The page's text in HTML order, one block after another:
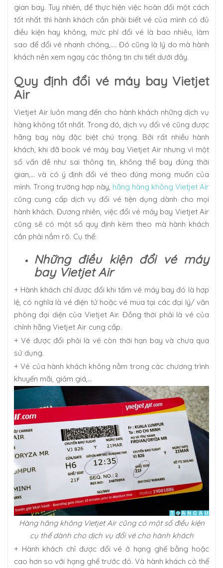
gian bay. Tuy nhiên, để thực hiện việc hoàn đổi một cách
tốt nhất thì hành khách cần phải biết vé của mình có đủ
điều kiện hay không, mức phí đổi vé là bao nhiêu, làm
sao để đổi vé nhanh chóng,…. Đó cũng là lý do mà hành
khách nên xem ngay các thông tin chi tiết dưới đây.
Quy định đổi vé máy bay Vietjet
Air
Vietjet Air luôn mang đến cho hành khách những dịch vụ
hàng không tốt nhất. Trong đó, dịch vụ đổi vé cũng được
hãng bay này đặc biệt chú trọng. Bởi rất nhiều hành
khách, khi đã book vé máy bay Vietjet Air nhưng vì một
số vấn đề như sai thông tin, không thể bay đúng thời
gian,… và có ý định đổi vé theo đúng mong muốn của
mình. Trong trường hợp này, hãng hàng không Vietjet Air
cũng cung cấp dịch vụ đổi vé tiện dụng dành cho mọi
hành khách. Đương nhiên, việc đổi vé máy bay Vietjet Air
cũng sẽ có một số quy định kèm theo mà hành khách
cần phải nắm rõ. Cụ thể:
Những điều kiện đổi vé máy
bay Vietjet Air
+ Hành khách chỉ được đổi khi tấm vé máy bay đó là hợp
lệ, có nghĩa là vé điện tử hoặc vé mua tại các đại lý/ văn
phòng đại diện của Vietjet Air. Đồng thời phải là vé của
chính hãng Vietjet Air cung cấp.
+ Vé được đổi phải là vé còn thời hạn bay và chưa qua
sử dụng.
+ Vé của hành khách không nằm trong các chương trình
khuyến mãi, giảm giá,…
Hàng hãng không Vietjet Air cũng có một số điều kiện
cụ thể dành cho dịch vụ đổi vé cho hành khách
+ Hành khách chỉ được đổi vé ở hạng ghế bằng hoặc
cao hơn so với hạng ghế trước đó. Và hành khách có thể